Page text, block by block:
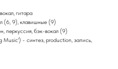
гитара
(6, 9), клавишные (9)
перкуссия, бэк-вокал (9)
Music') - синтез, production, запись,